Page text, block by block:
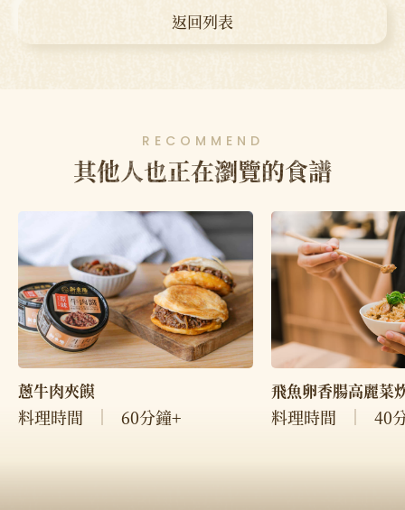
返回列表
RECOMMEND
其他人也正在瀏覽的食譜
蔥牛肉夾饃
料理時間 60分鐘+
飛魚卵香腸高麗菜
料理時間 40